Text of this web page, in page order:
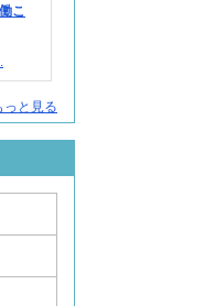
こ
と見る